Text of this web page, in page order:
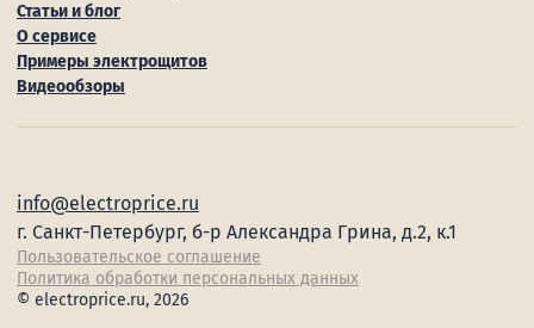
Статьи и блог
О сервисе
Примеры электрощитов
Видеообзоры
info@electroprice.ru
г. Санкт-Петербург, б-р Александра Грина, д.2, к.1
Пользовательское соглашение
Политика обработки персональных данных
© electroprice.ru, 2026